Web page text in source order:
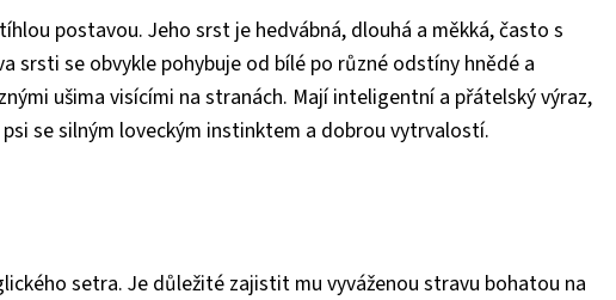
postavou. Jeho srst je hedvábná, dlouhá a měkká, často s
srsti se obvykle pohybuje od bílé po různé odstíny hnědé a
ušima visícími na stranách. Mají inteligentní a přátelský výraz,
se silným loveckým instinktem a dobrou vytrvalostí.
setra. Je důležité zajistit mu vyváženou stravu bohatou na